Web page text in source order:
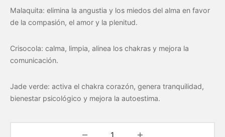
Malaquita: elimina la angustia y los miedos del alma en favor
de la compasión, el amor y la plenitud.
Crisocola: calma, limpia, alinea los chakras y mejora la
comunicación.
Jade verde: activa el chakra corazón, genera tranquilidad,
bienestar psicológico y mejora la autoestima.